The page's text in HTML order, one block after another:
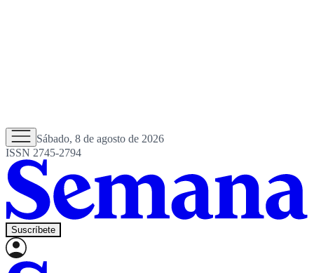
Sábado, 8 de agosto de 2026
ISSN 2745-2794
Suscríbete